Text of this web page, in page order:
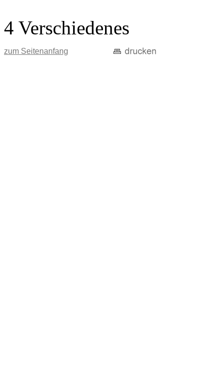
4 Verschiedenes
zum Seitenanfang